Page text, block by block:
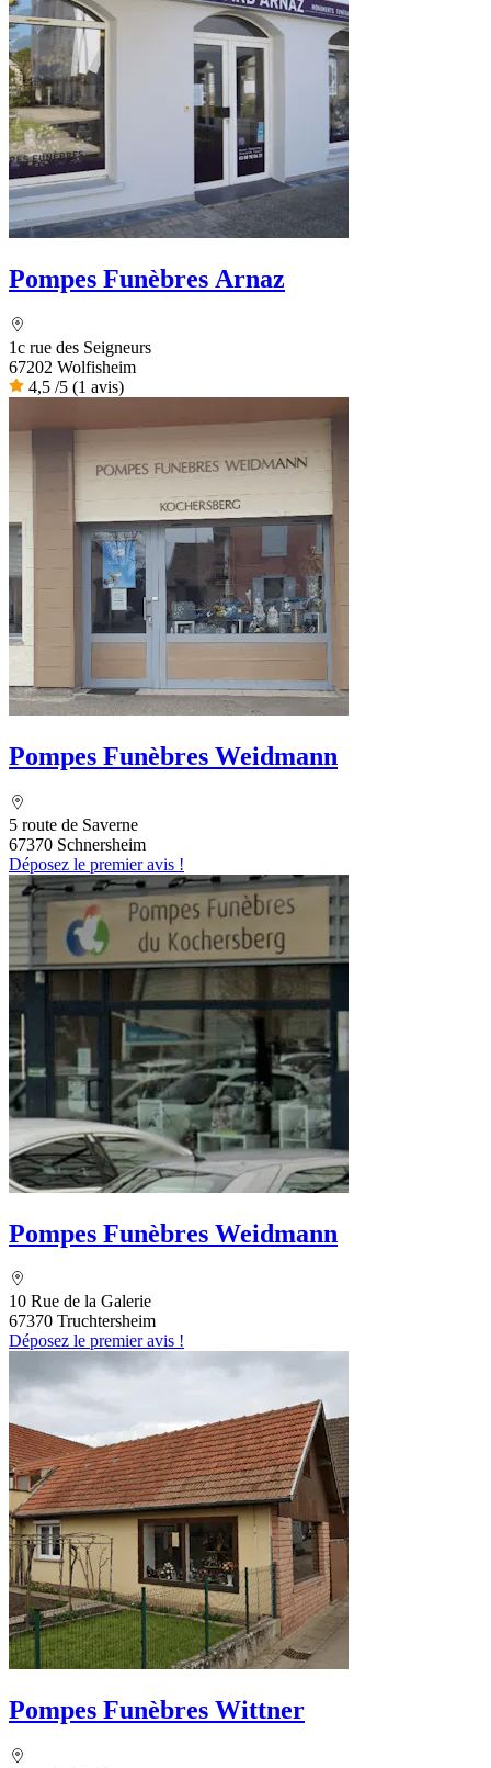
Pompes Funèbres Arnaz
1c rue des Seigneurs
67202 Wolfisheim
4,5 /5 (1 avis)
Pompes Funèbres Weidmann
5 route de Saverne
67370 Schnersheim
Déposez le premier avis !
Pompes Funèbres Weidmann
10 Rue de la Galerie
67370 Truchtersheim
Déposez le premier avis !
Pompes Funèbres Wittner